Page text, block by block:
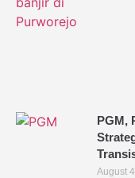
PGM,
August